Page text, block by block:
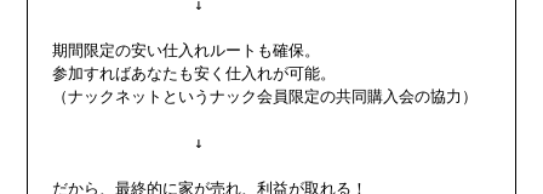
↓
期間限定の安い仕入れルートも確保。
参加すればあなたも安く仕入れが可能。
（ナックネットというナック会員限定の共同購入会の協力）
↓
だから、最終的に家が売れ、利益が取れる！